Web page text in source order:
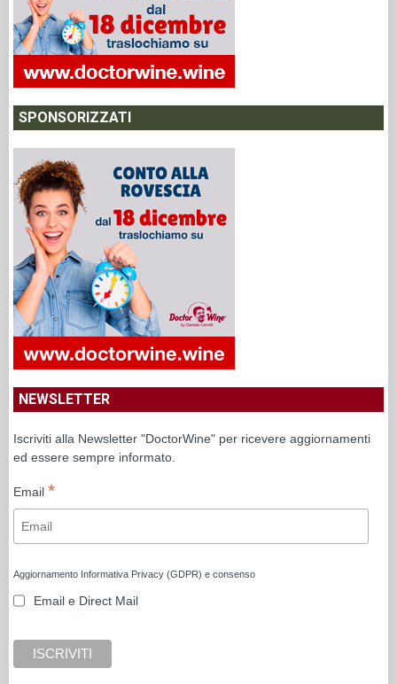
SPONSORIZZATI
NEWSLETTER
Iscriviti alla Newsletter "DoctorWine" per ricevere aggiornamenti
ed essere sempre informato.
Email *
Aggiornamento Informativa Privacy (GDPR) e consenso
Email e Direct Mail